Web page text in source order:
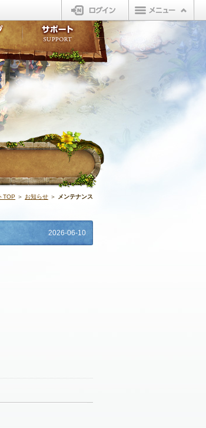
ログイン
TOP ＞ お知らせ ＞ メンテナンス
2026-06-10
プ
ショップ
販売アイテム
ビューティーショップ
オープンマーケット
不具合対応状況